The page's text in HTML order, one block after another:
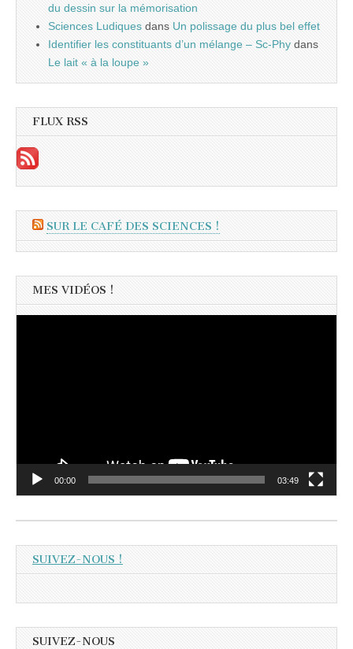
du dessin sur la mémorisation
Sciences Ludiques dans Un polissage du plus bel effet
Identifier les constituants d’un mélange – Sc-Phy dans
Le lait « à la loupe »
FLUX RSS
SUR LE CAFÉ DES SCIENCES !
MES VIDÉOS !
00:00 03:49
SUIVEZ-NOUS !
SUIVEZ-NOUS